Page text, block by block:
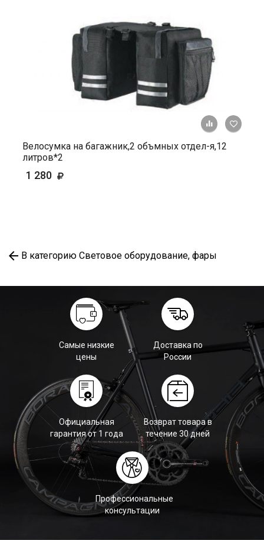
+ К
Велосумка на багажник,2 объмных отдел-я,12
литров*2
1 280
В категорию Световое оборудование, фары
Самые низкие
цены
Доставка по
России
Официальная
гарантия от 1 года
Возврат товара в
течение 30 дней
Профессиональные
консультации